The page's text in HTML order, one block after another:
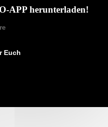
APP herunterladen!
Euch